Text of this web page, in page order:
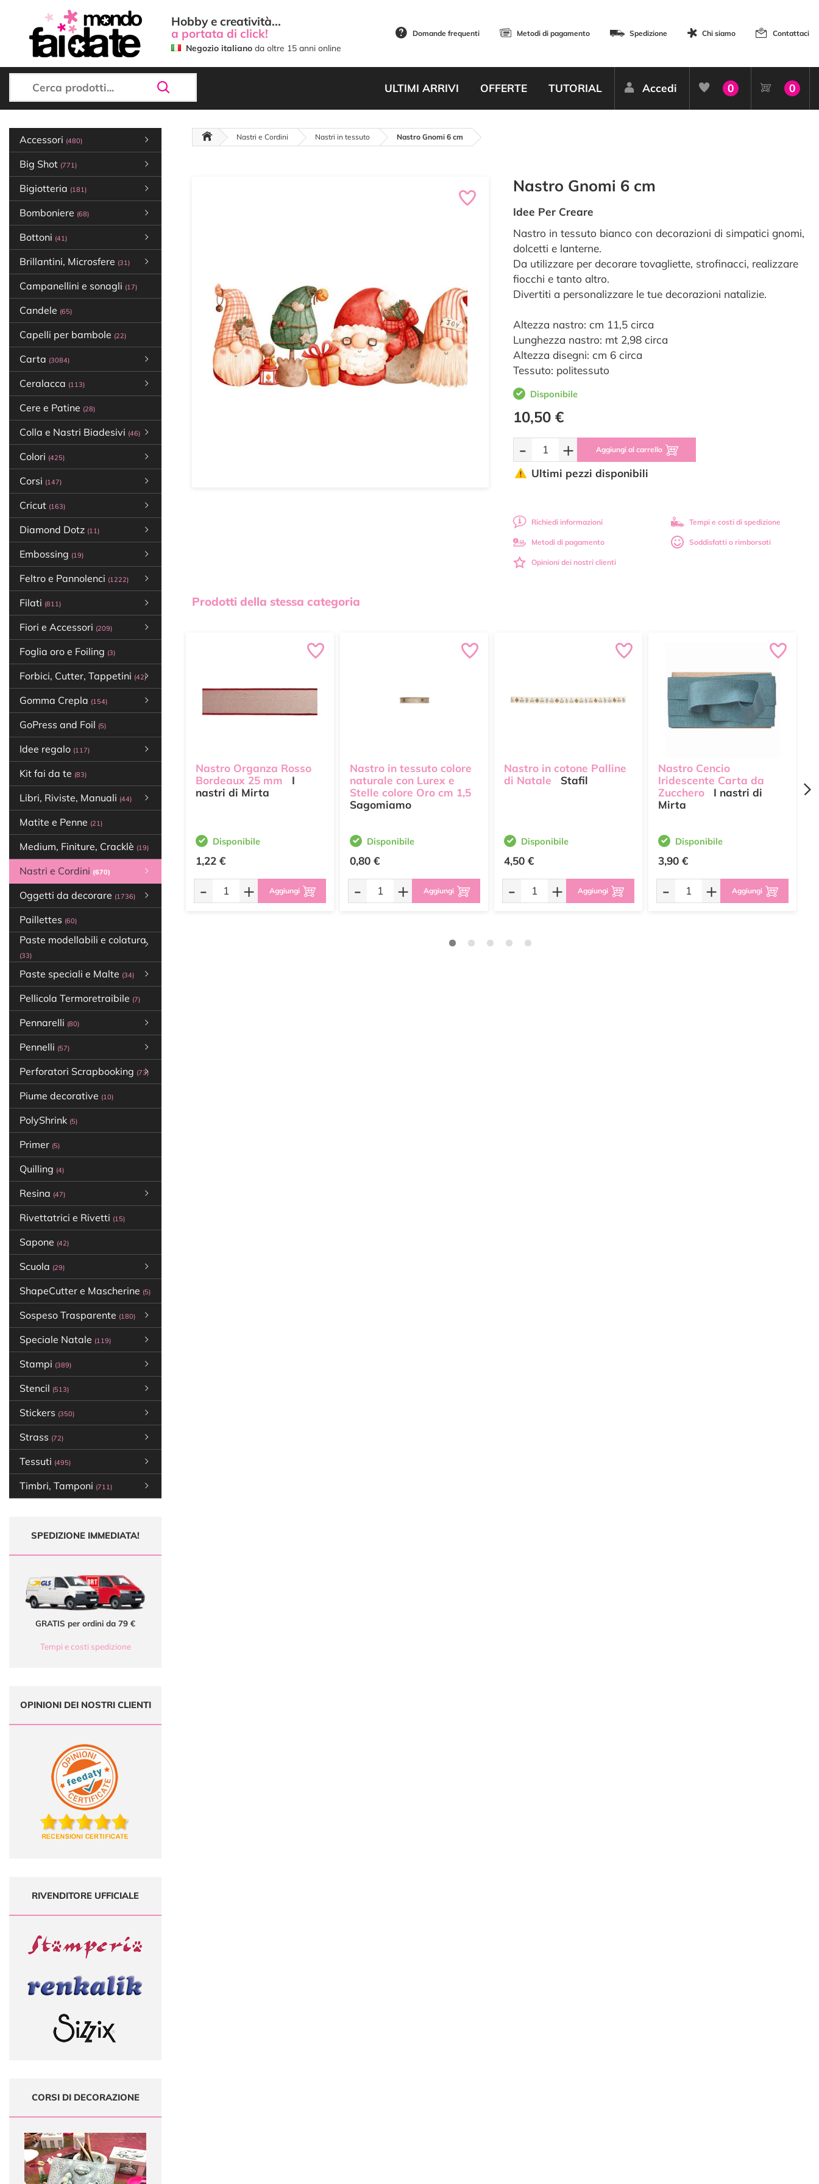
Hobby e creatività...
a portata di click!
Negozio italiano da oltre 15 anni online
Domande frequenti Metodi di pagamento Spedizione Chi siamo Contattaci
ULTIMI ARRIVI OFFERTE TUTORIAL Accedi 0 0
Accessori (480)
Big Shot (771)
Bigiotteria (181)
Bomboniere (68)
Bottoni (41)
Brillantini, Microsfere (31)
Campanellini e sonagli (17)
Candele (65)
Capelli per bambole (22)
Carta (3084)
Ceralacca (113)
Cere e Patine (28)
Colla e Nastri Biadesivi (46)
Colori (425)
Corsi (147)
Cricut (163)
Diamond Dotz (11)
Embossing (19)
Feltro e Pannolenci (1222)
Filati (811)
Fiori e Accessori (209)
Foglia oro e Foiling (3)
Forbici, Cutter, Tappetini (42)
Gomma Crepla (154)
GoPress and Foil (5)
Idee regalo (117)
Kit fai da te (83)
Libri, Riviste, Manuali (44)
Matite e Penne (21)
Medium, Finiture, Cracklè (19)
Nastri e Cordini (670)
Oggetti da decorare (1736)
Paillettes (60)
Paste modellabili e colatura
(33)
Paste speciali e Malte (34)
Pellicola Termoretraibile (7)
Pennarelli (80)
Pennelli (57)
Perforatori Scrapbooking (73)
Piume decorative (10)
PolyShrink (5)
Primer (5)
Quilling (4)
Resina (47)
Rivettatrici e Rivetti (15)
Sapone (42)
Scuola (29)
ShapeCutter e Mascherine (5)
Sospeso Trasparente (180)
Speciale Natale (119)
Stampi (389)
Stencil (513)
Stickers (350)
Strass (72)
Tessuti (495)
Timbri, Tamponi (711)
SPEDIZIONE IMMEDIATA!
GRATIS per ordini da 79 €
Tempi e costi spedizione
OPINIONI DEI NOSTRI CLIENTI
RIVENDITORE UFFICIALE
CORSI DI DECORAZIONE
Nastri e Cordini Nastri in tessuto Nastro Gnomi 6 cm
Nastro Gnomi 6 cm
Idee Per Creare
Nastro in tessuto bianco con decorazioni di simpatici gnomi,
dolcetti e lanterne.
Da utilizzare per decorare tovagliette, strofinacci, realizzare
fiocchi e tanto altro.
Divertiti a personalizzare le tue decorazioni natalizie.
Altezza nastro: cm 11,5 circa
Lunghezza nastro: mt 2,98 circa
Altezza disegni: cm 6 circa
Tessuto: politessuto
Disponibile
10,50 €
- + Aggiungi al carrello
Ultimi pezzi disponibili
Richiedi informazioni Tempi e costi di spedizione
Metodi di pagamento Soddisfatti o rimborsati
Opinioni dei nostri clienti
Prodotti della stessa categoria
Nastro Organza Rosso
Bordeaux 25 mm
I
nastri di Mirta
Disponibile
1,22 €
- + Aggiungi
Nastro in tessuto colore
naturale con Lurex e
Stelle colore Oro cm 1,5
Sagomiamo
Disponibile
0,80 €
- + Aggiungi
Nastro in cotone Palline
di Natale
Stafil
Disponibile
4,50 €
- + Aggiungi
Nastro Cencio
Iridescente Carta da
Zucchero
I nastri di
Mirta
Disponibile
3,90 €
- + Aggiungi